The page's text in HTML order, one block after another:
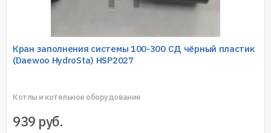
Кран заполнения системы 100-300 СД чёрный пластик
(Daewoo HydroSta) HSP2027
Котлы и котельное оборудование
939 руб.